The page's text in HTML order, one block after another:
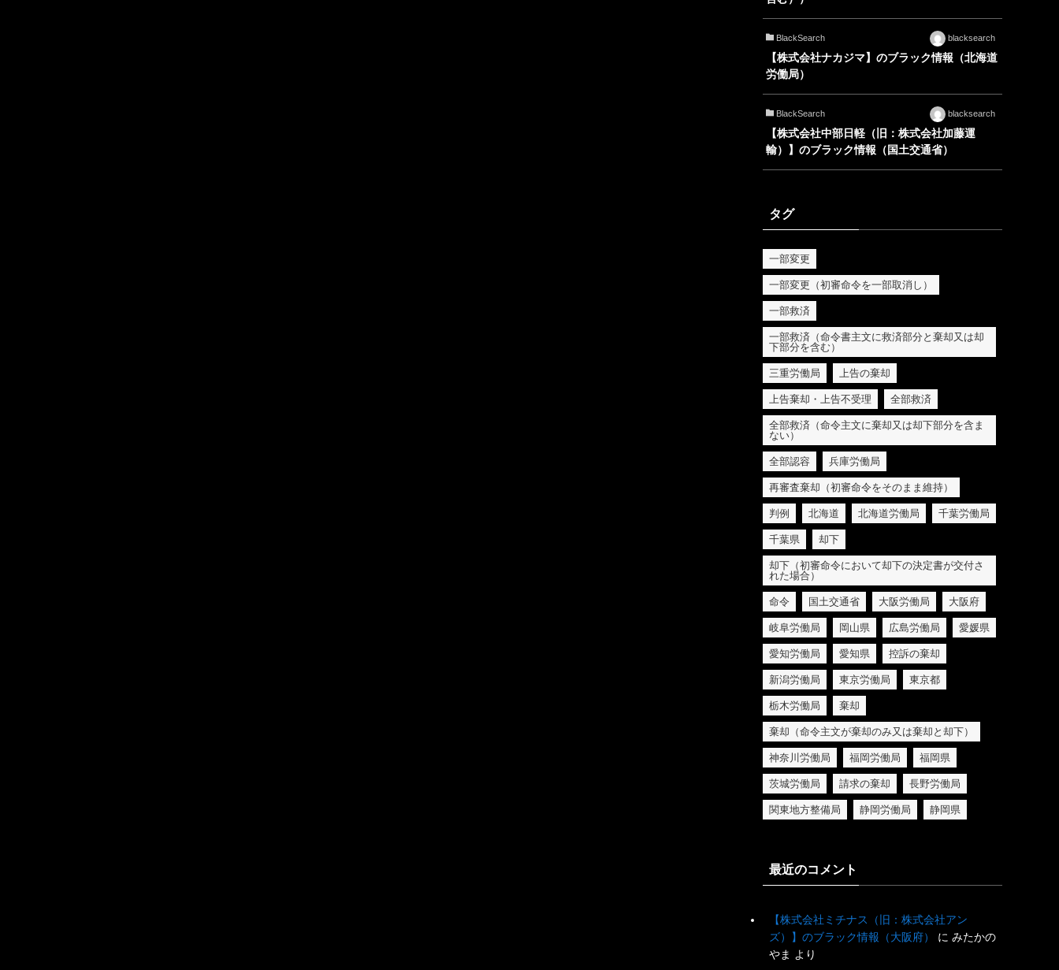
BlackSearch blacksearch
【株式会社ナカジマ】のブラック情報（北海道
労働局）
BlackSearch blacksearch
【株式会社中部日軽（旧：株式会社加藤運
輸）】のブラック情報（国土交通省）
タグ
一部変更
一部変更（初審命令を一部取消し）
一部救済
一部救済（命令書主文に救済部分と棄却又は却
下部分を含む）
三重労働局 上告の棄却
上告棄却・上告不受理 全部救済
全部救済（命令主文に棄却又は却下部分を含ま
ない）
全部認容 兵庫労働局
再審査棄却（初審命令をそのまま維持）
判例 北海道 北海道労働局 千葉労働局
千葉県 却下
却下（初審命令において却下の決定書が交付さ
れた場合）
命令 国土交通省 大阪労働局 大阪府
岐阜労働局 岡山県 広島労働局 愛媛県
愛知労働局 愛知県 控訴の棄却
新潟労働局 東京労働局 東京都
栃木労働局 棄却
棄却（命令主文が棄却のみ又は棄却と却下）
神奈川労働局 福岡労働局 福岡県
茨城労働局 請求の棄却 長野労働局
関東地方整備局 静岡労働局 静岡県
最近のコメント
【株式会社ミチナス（旧：株式会社アン
ズ）】のブラック情報（大阪府）
に みたかの
やま より